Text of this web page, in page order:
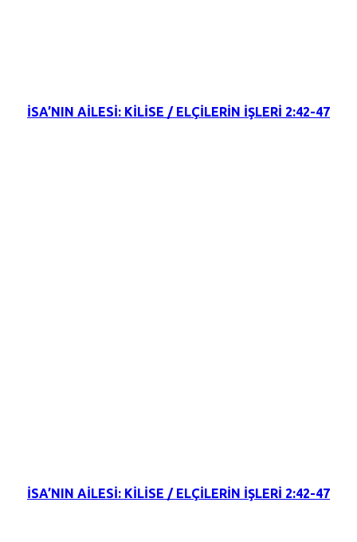
İSA’NIN AİLESİ: KİLİSE / ELÇİLERİN İŞLERİ 2:42-47
İSA’NIN AİLESİ: KİLİSE / ELÇİLERİN İŞLERİ 2:42-47